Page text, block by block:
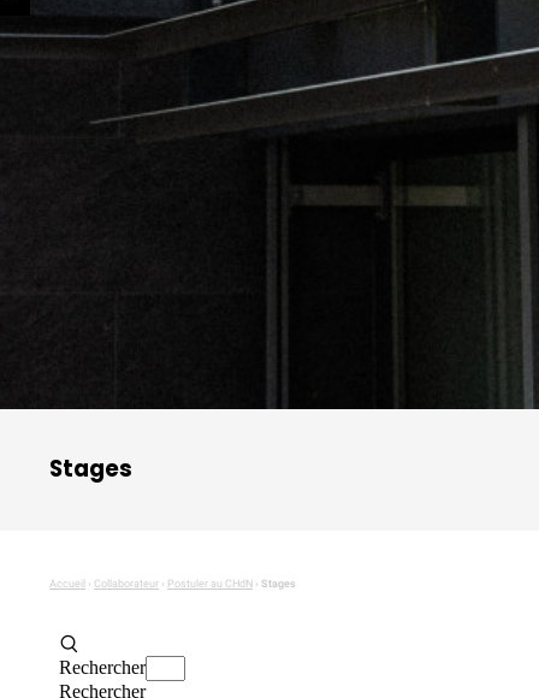
Stages
Accueil ›Collaborateur › Postuler au CHdN ›Stages